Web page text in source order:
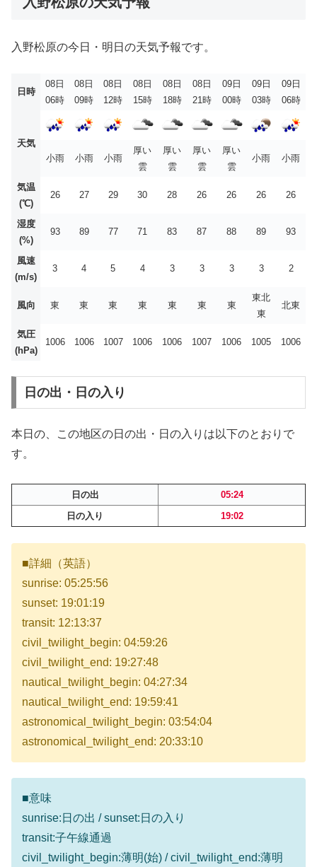
入野松原の今日・明日の天気予報です。
日時
08日
06時
08日
09時
08日
12時
08日
15時
08日
18時
08日
21時
09日
00時
09日
03時
09日
06時
天気
小雨
小雨 小雨
厚い
雲
厚い
雲
厚い
雲
厚い
雲
小雨 小雨
気温
(℃)
26 27 29 30 28 26 26 26 26
湿度
(%)
93 89 77 71 83 87 88 89 93
風速
(m/s)
3 4 5 4 3 3 3 3 2
風向 東 東 東 東 東 東 東
東北
東
北東
気圧
(hPa)
1006 1006 1007 1006 1006 1007 1006 1005 1006
日の出・日の入り
本日の、この地区の日の出・日の入りは以下のとおりで
す。
日の出
05:24
日の入り
19:02
■詳細（英語）
sunrise: 05:25:56
sunset: 19:01:19
transit: 12:13:37
civil_twilight_begin: 04:59:26
civil_twilight_end: 19:27:48
nautical_twilight_begin: 04:27:34
nautical_twilight_end: 19:59:41
astronomical_twilight_begin: 03:54:04
astronomical_twilight_end: 20:33:10
■意味
sunrise:日の出 / sunset:日の入り
transit:子午線通過
civil_twilight_begin:薄明(始) / civil_twilight_end:薄明